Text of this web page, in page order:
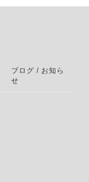
ブログ / お知ら
せ